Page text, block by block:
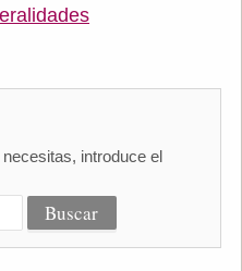
introduce el